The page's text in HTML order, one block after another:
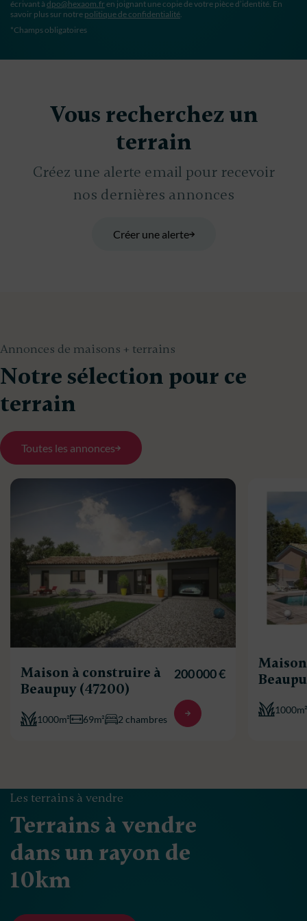
écrivant à dpo@hexaom.fr en joignant une copie de votre pièce d’identité. En
savoir plus sur notre politique de confidentialité.
*Champs obligatoires
Vous recherchez un
terrain
Créez une alerte email pour recevoir
nos dernières annonces
Créer une alerte
Annonces de maisons + terrains
Notre sélection pour ce
terrain
Toutes les annonces
Maison à construire à
Beaupuy (47200)
1000m² 69m² 2 chambres
200 000 €
1000m²
Les terrains à vendre
Terrains à vendre
dans un rayon de
10km